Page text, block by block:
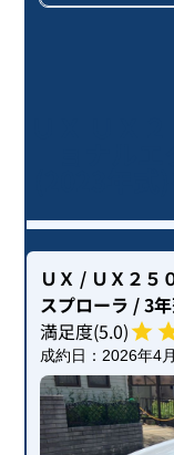
ＵＸ / ＵＸ２５
スプローラ / 3
満足度(5.0)
成約日： 2026年4月